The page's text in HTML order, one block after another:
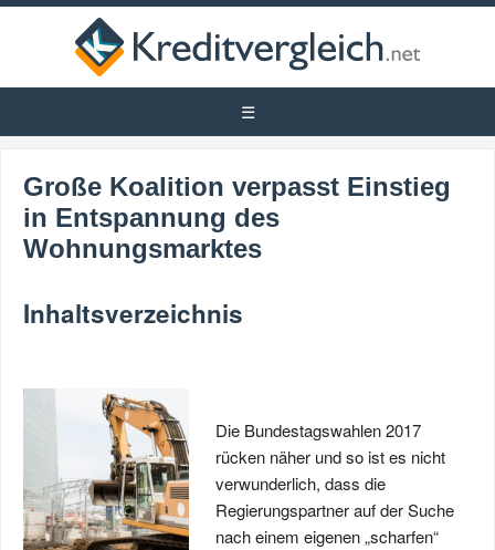
Große Koalition verpasst Einstieg
in Entspannung des
Wohnungsmarktes
Inhaltsverzeichnis
Die Bundestagswahlen 2017
rücken näher und so ist es nicht
verwunderlich, dass die
Regierungspartner auf der Suche
nach einem eigenen „scharfen“